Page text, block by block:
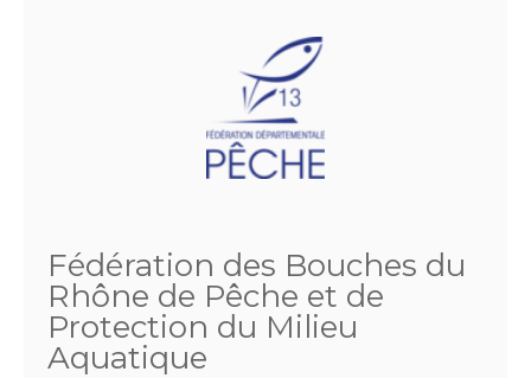
Fédération des Bouches du
Rhône de Pêche et de
Protection du Milieu
Aquatique